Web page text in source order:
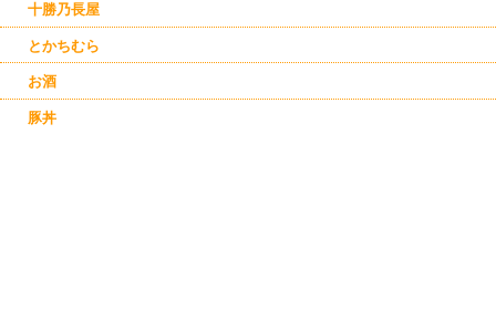
十勝乃長屋
とかちむら
お酒
豚丼